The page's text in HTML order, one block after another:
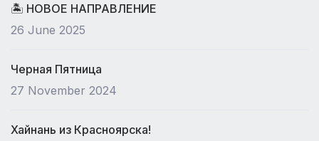
🏝 НОВОЕ НАПРАВЛЕНИЕ
26 June 2025
Черная Пятница
27 November 2024
Хайнань из Красноярска!